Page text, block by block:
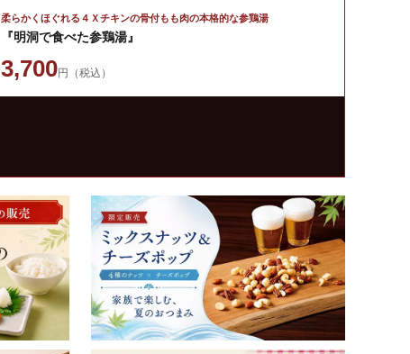
柔らかくほぐれる４Ｘチキンの骨付もも肉の本格的な参鶏湯
『明洞で食べた参鶏湯』
3,700円（税込）